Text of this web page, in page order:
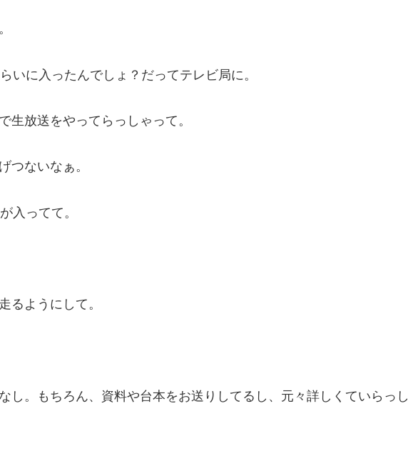
いに入ったんでしょ？だってテレビ局に。
生放送をやってらっしゃって。
つないなぁ。
入ってて。
るようにして。
し。もちろん、資料や台本をお送りしてるし、元々詳しくていらっし